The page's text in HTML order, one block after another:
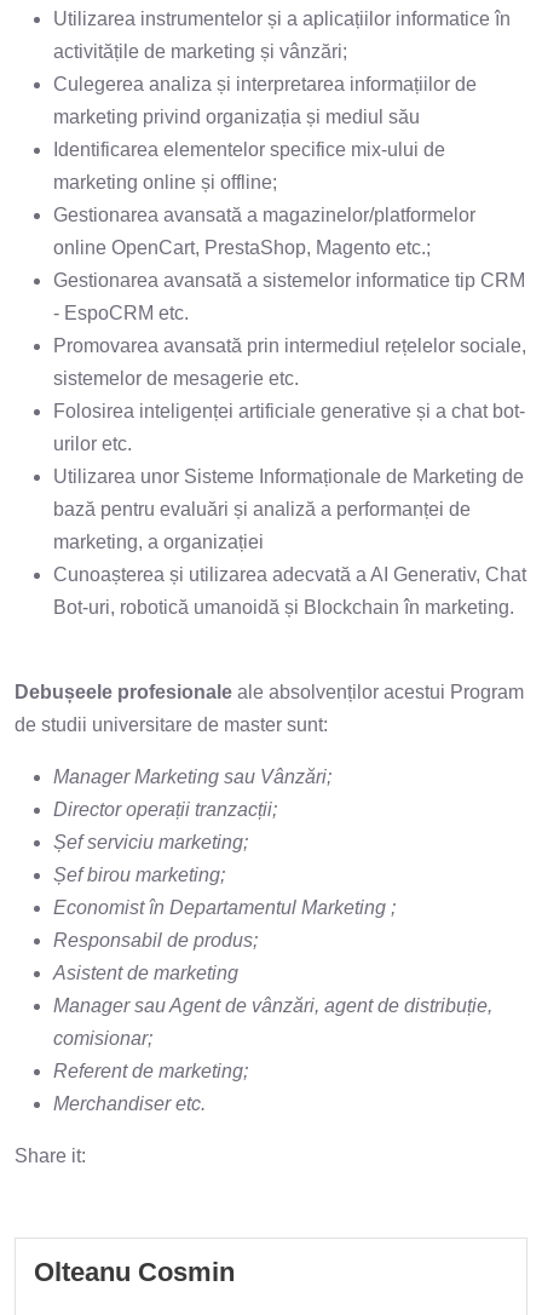
Utilizarea instrumentelor și a aplicațiilor informatice în
activitățile de marketing și vânzări;
Culegerea analiza și interpretarea informațiilor de
marketing privind organizația și mediul său
Identificarea elementelor specifice mix-ului de
marketing online și offline;
Gestionarea avansată a magazinelor/platformelor
online OpenCart, PrestaShop, Magento etc.;
Gestionarea avansată a sistemelor informatice tip CRM
- EspoCRM etc.
Promovarea avansată prin intermediul rețelelor sociale,
sistemelor de mesagerie etc.
Folosirea inteligenței artificiale generative și a chat bot-
urilor etc.
Utilizarea unor Sisteme Informaționale de Marketing de
bază pentru evaluări și analiză a performanței de
marketing, a organizației
Cunoașterea și utilizarea adecvată a AI Generativ, Chat
Bot-uri, robotică umanoidă și Blockchain în marketing.
Debușeele profesionale ale absolvenților acestui Program
de studii universitare de master sunt:
Manager Marketing sau Vânzări;
Director operații tranzacții;
Șef serviciu marketing;
Șef birou marketing;
Economist în Departamentul Marketing ;
Responsabil de produs;
Asistent de marketing
Manager sau Agent de vânzări, agent de distribuție,
comisionar;
Referent de marketing;
Merchandiser etc.
Share it:
Olteanu Cosmin